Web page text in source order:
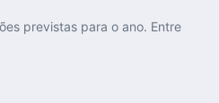
previstas para o ano. Entre